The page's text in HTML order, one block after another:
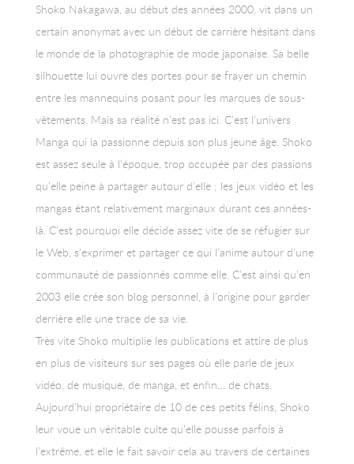
Shoko Nakagawa, au début des années 2000, vit dans un
certain anonymat avec un début de carrière hésitant dans
le monde de la photographie de mode japonaise. Sa belle
silhouette lui ouvre des portes pour se frayer un chemin
entre les mannequins posant pour les marques de sous-
vêtements. Mais sa réalité n’est pas ici. C’est l’univers
Manga qui la passionne depuis son plus jeune âge. Shoko
est assez seule à l’époque, trop occupée par des passions
qu’elle peine à partager autour d’elle ; les jeux vidéo et les
mangas étant relativement marginaux durant ces années-
là. C’est pourquoi elle décide assez vite de se réfugier sur
le Web, s’exprimer et partager ce qui l’anime autour d’une
communauté de passionnés comme elle. C’est ainsi qu’en
2003 elle crée son blog personnel, à l’origine pour garder
derrière elle une trace de sa vie.
Très vite Shoko multiplie les publications et attire de plus
en plus de visiteurs sur ses pages où elle parle de jeux
vidéo, de musique, de manga, et enfin… de chats.
Aujourd’hui propriétaire de 10 de ces petits félins, Shoko
leur voue un véritable culte qu’elle pousse parfois à
l’extrême, et elle le fait savoir cela au travers de certaines